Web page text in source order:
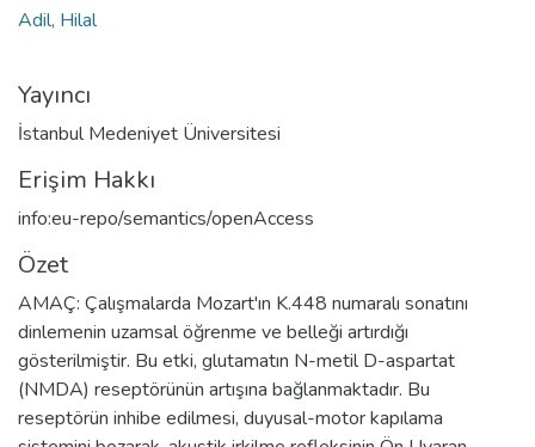
Adil, Hilal
Yayıncı
İstanbul Medeniyet Üniversitesi
Erişim Hakkı
info:eu-repo/semantics/openAccess
Özet
AMAÇ: Çalışmalarda Mozart'ın K.448 numaralı sonatını
dinlemenin uzamsal öğrenme ve belleği artırdığı
gösterilmiştir. Bu etki, glutamatın N-metil D-aspartat
(NMDA) reseptörünün artışına bağlanmaktadır. Bu
reseptörün inhibe edilmesi, duyusal-motor kapılama